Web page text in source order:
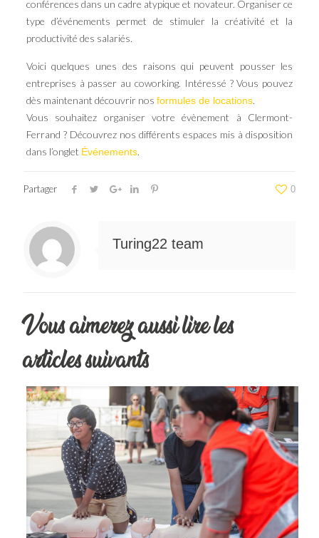
conférences dans un cadre atypique et novateur. Organiser ce
type d’événements permet de stimuler la créativité et la
productivité des salariés.
Voici quelques unes des raisons qui peuvent pousser les
entreprises à passer au coworking. Intéressé ? Vous pouvez
dès maintenant découvrir nos formules de locations.
Vous souhaitez organiser votre évènement à Clermont-
Ferrand ? Découvrez nos différents espaces mis à disposition
dans l’onglet Événements.
Partager 0
Turing22 team
Vous aimerez aussi lire les
articles suivants